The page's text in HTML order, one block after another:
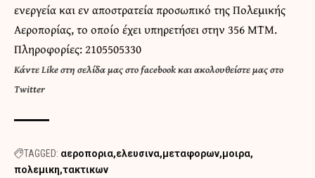
ενεργεία και εν αποστρατεία προσωπικό της Πολεμικής
Αεροπορίας, το οποίο έχει υπηρετήσει στην 356 ΜΤΜ.
Πληροφορίες: 2105505330
ΚάντεLike στη σελίδα μας στο facebookκαιακολουθείστε μας στο
Twitter
TAGGED: αεροπορια ελευσινα μεταφορων μοιρα
πολεμικη τακτικων